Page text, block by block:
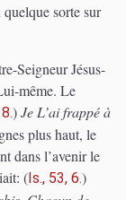
sorte sur
Seigneur Jésus-
même. Le
)Je L’ai frappé à
plus haut, le
dans l’avenir le
(Is., 53, 6.)